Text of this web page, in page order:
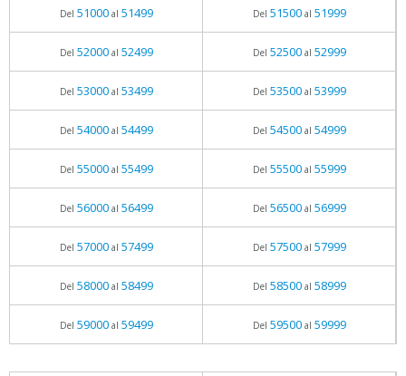
Del 51000al 51499 Del 51500al 51999
Del 52000al 52499 Del 52500al 52999
Del 53000al 53499 Del 53500al 53999
Del 54000al 54499 Del 54500al 54999
Del 55000al 55499 Del 55500al 55999
Del 56000al 56499 Del 56500al 56999
Del 57000al 57499 Del 57500al 57999
Del 58000al 58499 Del 58500al 58999
Del 59000al 59499 Del 59500al 59999